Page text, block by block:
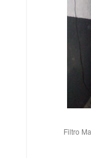
Filtro